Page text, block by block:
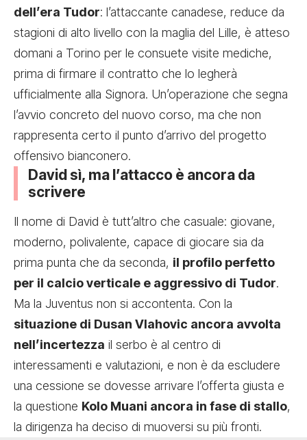
dell’era Tudor: l’attaccante canadese, reduce da
stagioni di alto livello con la maglia del Lille, è atteso
domani a Torino per le consuete visite mediche,
prima di firmare il contratto che lo legherà
ufficialmente alla Signora. Un’operazione che segna
l’avvio concreto del nuovo corso, ma che non
rappresenta certo il punto d’arrivo del progetto
offensivo bianconero.
David sì, ma l’attacco è ancora da
scrivere
Il nome di David è tutt’altro che casuale: giovane,
moderno, polivalente, capace di giocare sia da
prima punta che da seconda, il profilo perfetto
per il calcio verticale e aggressivo di Tudor.
Ma la Juventus non si accontenta. Con la
situazione di Dusan Vlahovic ancora avvolta
nell’incertezza il serbo è al centro di
interessamenti e valutazioni, e non è da escludere
una cessione se dovesse arrivare l’offerta giusta e
la questione Kolo Muani ancora in fase di stallo,
la dirigenza ha deciso di muoversi su più fronti.